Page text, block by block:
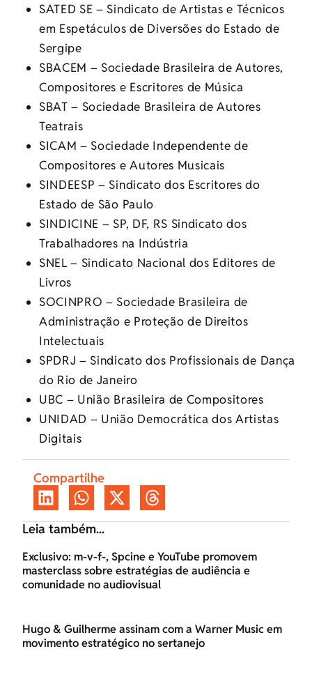
SATED SE – Sindicato de Artistas e Técnicos
em Espetáculos de Diversões do Estado de
Sergipe
SBACEM – Sociedade Brasileira de Autores,
Compositores e Escritores de Música
SBAT – Sociedade Brasileira de Autores
Teatrais
SICAM – Sociedade Independente de
Compositores e Autores Musicais
SINDEESP – Sindicato dos Escritores do
Estado de São Paulo
SINDICINE – SP, DF, RS Sindicato dos
Trabalhadores na Indústria
SNEL – Sindicato Nacional dos Editores de
Livros
SOCINPRO – Sociedade Brasileira de
Administração e Proteção de Direitos
Intelectuais
SPDRJ – Sindicato dos Profissionais de Dança
do Rio de Janeiro
UBC – União Brasileira de Compositores
UNIDAD – União Democrática dos Artistas
Digitais
Compartilhe
Leia também...
Exclusivo: m-v-f-, Spcine e YouTube promovem
masterclass sobre estratégias de audiência e
comunidade no audiovisual
Hugo & Guilherme assinam com a Warner Music em
movimento estratégico no sertanejo